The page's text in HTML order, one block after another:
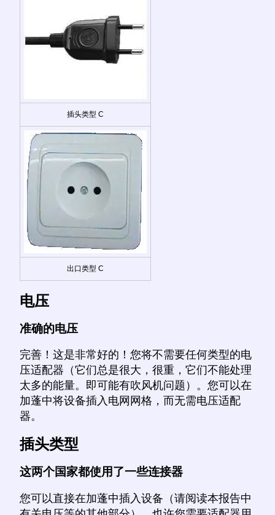
插头类型 C
出口类型 C
电压
准确的电压
完善！这是非常好的！您将不需要任何类型的电
压适配器（它们总是很大，很重，它们不能处理
太多的能量。即可能有吹风机问题）。您可以在
加蓬中将设备插入电网网格，而无需电压适配
器。
插头类型
这两个国家都使用了一些连接器
您可以直接在加蓬中插入设备（请阅读本报告中